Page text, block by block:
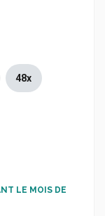
48x
LE MOIS DE